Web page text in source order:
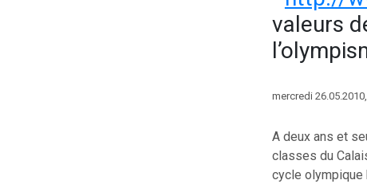
valeurs
mercredi
A deux ans et
classes du
cycle olympique